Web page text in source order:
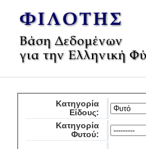
Κατηγορία
Είδους:
Κατηγορία
Φυτού: